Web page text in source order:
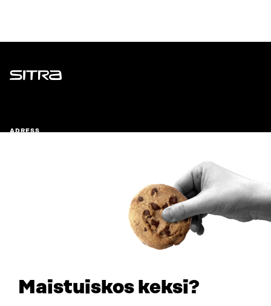
Maistuiskos keksi?
Sitra
ADRESS
fornamn.efternamn@sitra.fi